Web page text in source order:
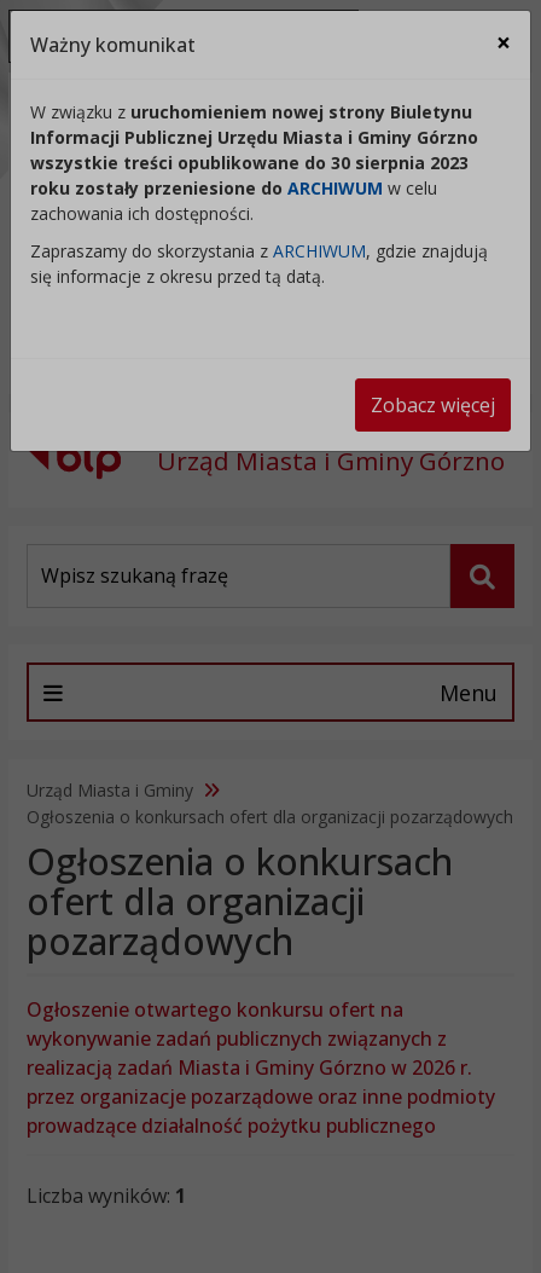
Ukryj panel ułatwień dostępu
Zmień kontrast na domyślny
C1 C2 C3 C4
Rozmiar czcionki:
A
A+ A++
Odstępy:
Zmień odstęp między literami
Zmień interlinię i margines
Reset:
Przywróć
Urząd Miasta i Gminy Górzno
Menu
Urząd Miasta i Gminy
Ogłoszenia o konkursach ofert dla organizacji pozarządowych
Ogłoszenia o konkursach
ofert dla organizacji
pozarządowych
Ogłoszenie otwartego konkursu ofert na
wykonywanie zadań publicznych związanych z
realizacją zadań Miasta i Gminy Górzno w 2026 r.
przez organizacje pozarządowe oraz inne podmioty
prowadzące działalność pożytku publicznego
Liczba wyników: 1
Ważny komunikat ×
W związku z uruchomieniem nowej strony Biuletynu
Informacji Publicznej Urzędu Miasta i Gminy Górzno
wszystkie treści opublikowane do 30 sierpnia 2023
roku zostały przeniesione do ARCHIWUM w celu
zachowania ich dostępności.
Zapraszamy do skorzystania z ARCHIWUM, gdzie znajdują
się informacje z okresu przed tą datą.
Zobacz więcej